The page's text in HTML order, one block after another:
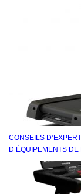
CONSEILS
D’ÉQUIPEMENTS